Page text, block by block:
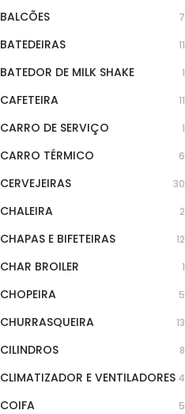
BALCÕES 7
BATEDEIRAS 11
BATEDOR DE MILK SHAKE 1
CAFETEIRA 11
CARRO DE SERVIÇO 1
CARRO TÉRMICO 6
CERVEJEIRAS 30
CHALEIRA 2
CHAPAS E BIFETEIRAS 12
CHAR BROILER 1
CHOPEIRA 5
CHURRASQUEIRA 13
CILINDROS 8
CLIMATIZADOR E VENTILADORES 4
COIFA 5